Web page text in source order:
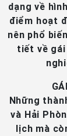
dạng về
điểm hoạt
nên phổ
tiết về
Những
và Hải
lịch mà